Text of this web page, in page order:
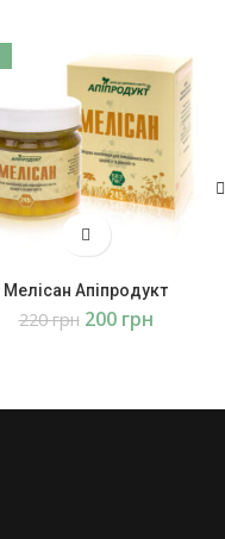
Мелісан Апіпродукт
220грн 200 грн